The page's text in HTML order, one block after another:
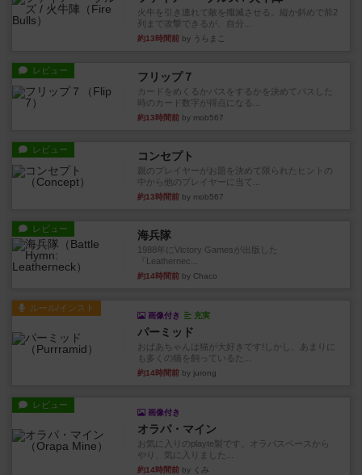
火牛を引き連れて敵を殲滅させる。縦か斜めで前2
列まで攻撃できるが、自分...
約13時間前 by うらまこ
レビュー フリップ７
カードをめくるかパスをするかを決めてパスした
時のカード数字が得点になる...
約13時間前 by mob567
レビュー コンセプト
親のプレイヤーがお題を決めて限られたヒントの
中から他のプレイヤーに当て...
約13時間前 by mob567
レビュー 海兵隊
1988年にVictory Gamesが出版した
『Leathernec...
約14時間前 by Chaco
ルール/インスト
画像付き 充実
パーミッド
おばあちゃんは猫が大好きです!しかし、あまりに
も多くの猫を飼っているた...
約14時間前 by jurong
レビュー
画像付き
オラパ・マイン
お気に入りのplayte製です。オラパスペースから
やり、気に入りました...
約14時間前 by くみ